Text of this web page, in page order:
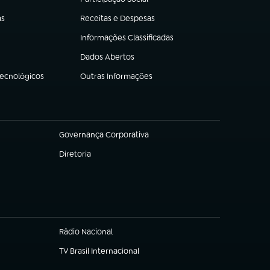
(abre em nova aba)
Receitas e Despesas
(abre em nova aba)
Informações Classificadas
(abre em nova aba)
Dados Abertos
(abre em nova aba)
Outras Informações
(abre em nova aba)
Governança Corporativa
(abre em nova aba)
Diretoria
(abre em nova aba)
Rádio Nacional
(abre em nova aba)
TV Brasil Internacional
(abre em nova aba)